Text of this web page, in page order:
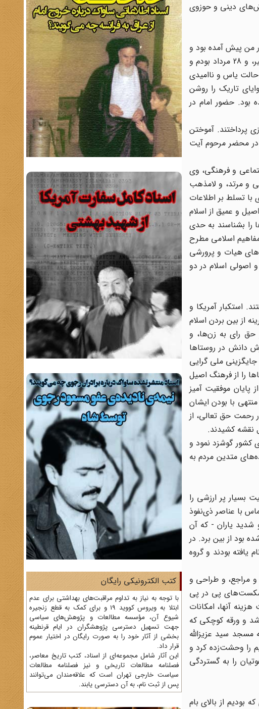
دینی و حوزوی
من پیش آمده بود و
شاید بتوان گفت این حالت در اکثر مردم به وجود آمده بود و علتش هم این بود که من مقداری در جریانات وقایع 30 تیر، و 28 مرداد بودم و
یاس و ناامیدی
تاریک را روشن
بود. حضور امام در
پرداختند. آموختن
محضر مرحوم آیت
و فرهنگی، وی
و مرتد، و لامذهب
تسلط بر اطلاعات
و عمیق از اسلام
را بشناسند به حدی
اسلامی مطرح
هیات و پرورشی
اصولی اسلام در دو
استکبار آمریکا و
از بین بردن اسلام
و حق رای به زن‌ها، و
دانش در روستاها
ملی گرایی
را از فرهنگ اصیل
پایان موفقیت آمیز
با بودن ایشان
رحمت حق تعالی، از
نقشه کشیدند.
کشور گوشزد نمود و
متدین مردم به
شهید لاجوردی و یاران، فعالیت بسیار پر ارزشی را
با عناصر ذی‌نفوذ
شدید یاران - که آن
سرکوب شدید پس از کودتای 28 مرداد 32 بر مردم حاکم شده بود از بین برد. در
یافته بودند و گروه
و مراجع، و طراحی و
شکست‌های پی در پی
آنها، امکانات
تهران - برگزار شد و ورقه کوچکی که
سید عزیزالله
را وحشت‌زده کرد و
را به گستردگی
بودیم از بالای بام
کتب الکترونیکی رایگان
با توجه به نیاز به تداوم مراقبت‌های بهداشتی برای عدم
ابتلا به ویروس کووید 19 و برای کمک به قطع زنجیره
شیوع آن، مؤسسه مطالعات و پژوهش‌های سیاسی
جهت تسهیل دسترسی پژوهشگران در ایام قرنطینه
بخشی از آثار خود را به صورت رایگان در اختیار عموم
قرار داد.
این آثار شامل مجموعه‌ای از اسناد، کتب تاریخ معاصر،
فصلنامه‌ مطالعات تاریخی و نیز فصلنامه مطالعات
سیاست خارجی تهران است که علاقه‌مندان می‌توانند
پس از ثبت نام، به آن دسترسی یابند.